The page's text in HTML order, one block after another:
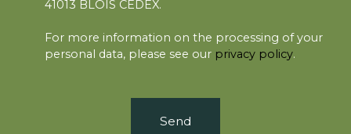
41013 BLOIS CEDEX.
For more information on the processing of your
personal data, please see our privacy policy.
Send